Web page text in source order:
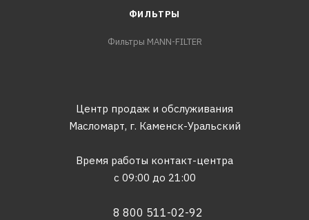
ФИЛЬТРЫ
Фильтры MANN-FILTER
Центр продаж и обслуживания
Масломарт, г. Каменск-Уральский
Время работы контакт-центра
с 09:00 до 21:00
8 800 511-02-92